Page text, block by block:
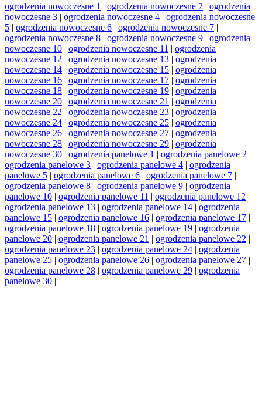
ogrodzenia nowoczesne 1 | ogrodzenia nowoczesne 2 | ogrodzenia
nowoczesne 3 | ogrodzenia nowoczesne 4 | ogrodzenia nowoczesne
5 | ogrodzenia nowoczesne 6 | ogrodzenia nowoczesne 7 |
ogrodzenia nowoczesne 8 | ogrodzenia nowoczesne 9 | ogrodzenia
nowoczesne 10 | ogrodzenia nowoczesne 11 | ogrodzenia
nowoczesne 12 | ogrodzenia nowoczesne 13 | ogrodzenia
nowoczesne 14 | ogrodzenia nowoczesne 15 | ogrodzenia
nowoczesne 16 | ogrodzenia nowoczesne 17 | ogrodzenia
nowoczesne 18 | ogrodzenia nowoczesne 19 | ogrodzenia
nowoczesne 20 | ogrodzenia nowoczesne 21 | ogrodzenia
nowoczesne 22 | ogrodzenia nowoczesne 23 | ogrodzenia
nowoczesne 24 | ogrodzenia nowoczesne 25 | ogrodzenia
nowoczesne 26 | ogrodzenia nowoczesne 27 | ogrodzenia
nowoczesne 28 | ogrodzenia nowoczesne 29 | ogrodzenia
nowoczesne 30 | ogrodzenia panelowe 1 | ogrodzenia panelowe 2 |
ogrodzenia panelowe 3 | ogrodzenia panelowe 4 | ogrodzenia
panelowe 5 | ogrodzenia panelowe 6 | ogrodzenia panelowe 7 |
ogrodzenia panelowe 8 | ogrodzenia panelowe 9 | ogrodzenia
panelowe 10 | ogrodzenia panelowe 11 | ogrodzenia panelowe 12 |
ogrodzenia panelowe 13 | ogrodzenia panelowe 14 | ogrodzenia
panelowe 15 | ogrodzenia panelowe 16 | ogrodzenia panelowe 17 |
ogrodzenia panelowe 18 | ogrodzenia panelowe 19 | ogrodzenia
panelowe 20 | ogrodzenia panelowe 21 | ogrodzenia panelowe 22 |
ogrodzenia panelowe 23 | ogrodzenia panelowe 24 | ogrodzenia
panelowe 25 | ogrodzenia panelowe 26 | ogrodzenia panelowe 27 |
ogrodzenia panelowe 28 | ogrodzenia panelowe 29 | ogrodzenia
panelowe 30 |